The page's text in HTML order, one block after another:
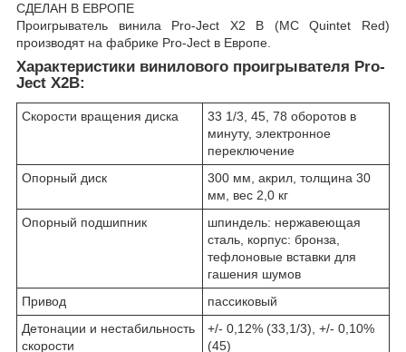
СДЕЛАН В ЕВРОПЕ
Проигрыватель винила Pro-Ject X2 B (MC Quintet Red)
производят на фабрике Pro-Ject в Европе.
Характеристики винилового проигрывателя Pro-
Ject X2B:
Скорости вращения диска
33 1/3, 45, 78 оборотов в
минуту, электронное
переключение
Опорный диск
300 мм, акрил, толщина 30
мм, вес 2,0 кг
Опорный подшипник
шпиндель: нержавеющая
сталь, корпус: бронза,
тефлоновые вставки для
гашения шумов
Привод
пассиковый
Детонации и нестабильность
скорости
+/- 0,12% (33,1/3), +/- 0,10%
(45)